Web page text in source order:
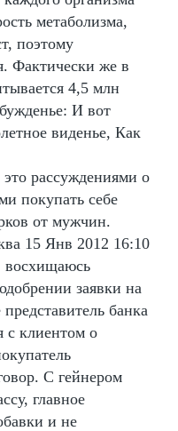
метаболизма,
поэтому
Фактически же в
4,5 млн
И вот
виденье, Как
рассуждениями о
покупать себе
от мужчин.
15 Янв 2012 16:10
восхищаюсь
заявки на
банка
с клиентом о
С гейнером
главное
и не